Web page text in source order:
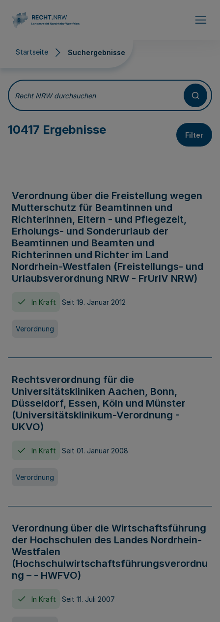
Startseite Suchergebnisse
Suchergebnisse
Recht NRW durchsuchen
10417 Ergebnisse Filter
Verordnung über die Freistellung wegen
Mutterschutz für Beamtinnen und
Richterinnen, Eltern - und Pflegezeit,
Erholungs- und Sonderurlaub der
Beamtinnen und Beamten und
Richterinnen und Richter im Land
Nordrhein-Westfalen (Freistellungs- und
Urlaubsverordnung NRW - FrUrlV NRW)
In Kraft Seit 19. Januar 2012
Verordnung
Rechtsverordnung für die
Universitätskliniken Aachen, Bonn,
Düsseldorf, Essen, Köln und Münster
(Universitätsklinikum-Verordnung -
UKVO)
In Kraft Seit 01. Januar 2008
Verordnung
Verordnung über die Wirtschaftsführung
der Hochschulen des Landes Nordrhein-
Westfalen
(Hochschulwirtschaftsführungsverordnu
ng – - HWFVO)
In Kraft Seit 11. Juli 2007